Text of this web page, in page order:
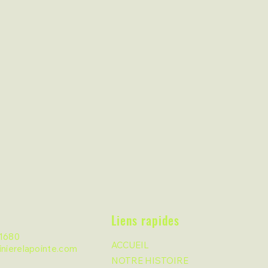
Liens rapides
ACCUEIL
NOTRE HISTOIRE